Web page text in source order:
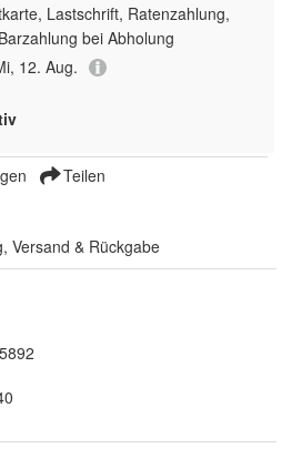
Lastschrift, Ratenzahlung,
bei Abholung
12. Aug.
Teilen
Versand & Rückgabe